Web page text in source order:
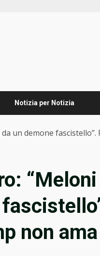
Notizia per Notizia
un demone
non